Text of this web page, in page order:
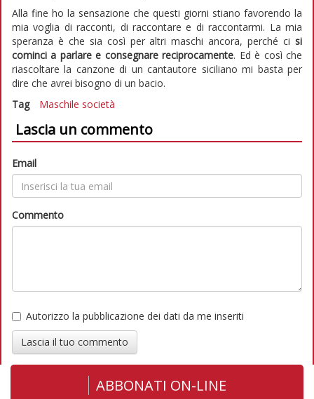
Alla fine ho la sensazione che questi giorni stiano favorendo la
mia voglia di racconti, di raccontare e di raccontarmi. La mia
speranza è che sia così per altri maschi ancora, perché ci si
cominci a parlare e consegnare reciprocamente. Ed è così che
riascoltare la canzone di un cantautore siciliano mi basta per
dire che avrei bisogno di un bacio.
Tag
Maschile società
Lascia un commento
Email
Commento
Autorizzo la pubblicazione dei dati da me inseriti
Lascia il tuo commento
ABBONATI ON-LINE